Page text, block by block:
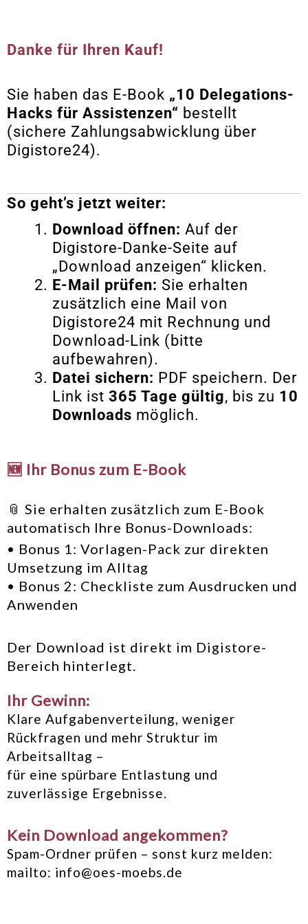
Danke für Ihren Kauf!
Sie haben das E-Book „10 Delegations-
Hacks für Assistenzen“ bestellt
(sichere Zahlungsabwicklung über
Digistore24).
So geht’s jetzt weiter:
Download öffnen: Auf der
Digistore-Danke-Seite auf
„Download anzeigen“ klicken.
E-Mail prüfen: Sie erhalten
zusätzlich eine Mail von
Digistore24 mit Rechnung und
Download-Link (bitte
aufbewahren).
Datei sichern: PDF speichern. Der
Link ist 365 Tage gültig, bis zu 10
Downloads möglich.
🆕 Ihr Bonus zum E-Book
📎 Sie erhalten zusätzlich zum E-Book
automatisch Ihre Bonus-Downloads:
• Bonus 1: Vorlagen-Pack zur direkten
Umsetzung im Alltag
• Bonus 2: Checkliste zum Ausdrucken und
Anwenden
Der Download ist direkt im Digistore-
Bereich hinterlegt.
Ihr Gewinn:
Klare Aufgabenverteilung, weniger
Rückfragen und mehr Struktur im
Arbeitsalltag –
für eine spürbare Entlastung und
zuverlässige Ergebnisse.
Kein Download angekommen?
Spam-Ordner prüfen – sonst kurz melden:
mailto: info@oes-moebs.de